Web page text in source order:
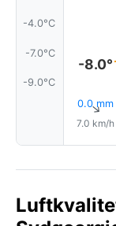
-4.0°C
-7.0°C
-9.0°C
-8.0°
0.0 mm
↑
7.0 km/h